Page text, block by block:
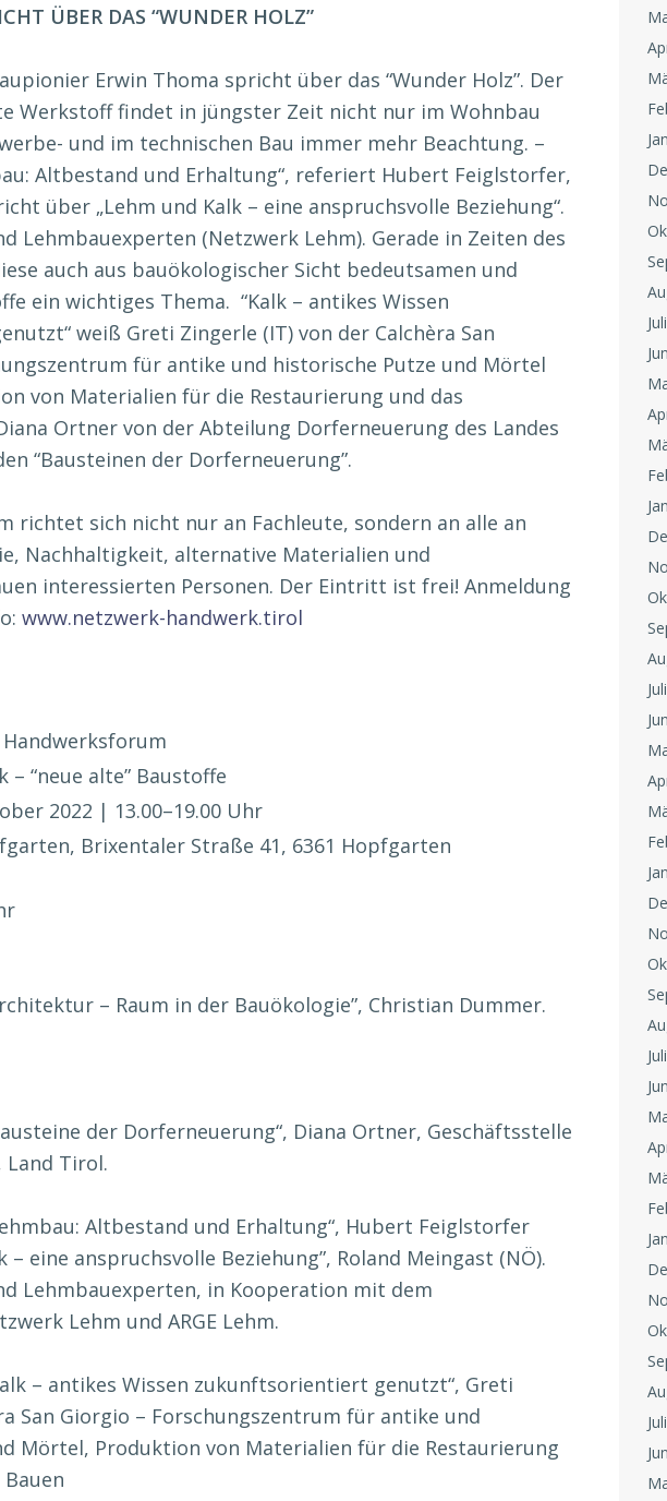
ÜBER DAS “WUNDER HOLZ”
Erwin Thoma spricht über das “Wunder Holz”. Der
Werkstoff findet in jüngster Zeit nicht nur im Wohnbau
und im technischen Bau immer mehr Beachtung. –
Altbestand und Erhaltung“, referiert Hubert Feiglstorfer,
über „Lehm und Kalk – eine anspruchsvolle Beziehung“.
Lehmbauexperten (Netzwerk Lehm). Gerade in Zeiten des
auch aus bauökologischer Sicht bedeutsamen und
ein wichtiges Thema. “Kalk – antikes Wissen
weiß Greti Zingerle (IT) von der Calchèra San
für antike und historische Putze und Mörtel
von Materialien für die Restaurierung und das
Ortner von der Abteilung Dorferneuerung des Landes
“Bausteinen der Dorferneuerung”.
richtet sich nicht nur an Fachleute, sondern an alle an
Nachhaltigkeit, alternative Materialien und
interessierten Personen. Der Eintritt ist frei! Anmeldung
www.netzwerk-handwerk.tirol
– “neue alte” Baustoffe
2022 | 13.00–19.00 Uhr
Brixentaler Straße 41, 6361 Hopfgarten
– Raum in der Bauökologie”, Christian Dummer.
der Dorferneuerung“, Diana Ortner, Geschäftsstelle
Tirol.
Altbestand und Erhaltung“, Hubert Feiglstorfer
– eine anspruchsvolle Beziehung”, Roland Meingast (NÖ).
Lehmbauexperten, in Kooperation mit dem
Lehm und ARGE Lehm.
– antikes Wissen zukunftsorientiert genutzt“, Greti
San Giorgio – Forschungszentrum für antike und
Mörtel, Produktion von Materialien für die Restaurierung